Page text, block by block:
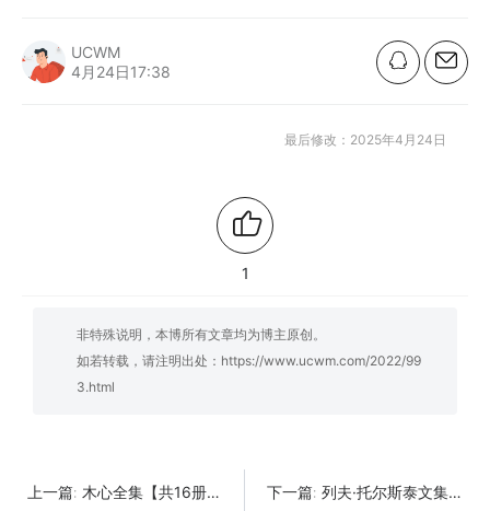
UCWM
4月24日17:38
最后修改：2025年4月24日
1
非特殊说明，本博所有文章均为博主原创。
如若转载，请注明出处： https://www.ucwm.com/2022/99
3.html
上一篇: 木心全集【共16册】【epub格式】【12.2MB】【编号：855056】 下一篇: 列夫·托尔斯泰文集【共17册】【epub格式】【14.9MB】【编号：116222】